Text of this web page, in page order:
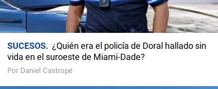
SUCESOS
¿Quién era el policía de Doral hallado sin
vida en el suroeste de Miami-Dade?
Por Daniel Castropé